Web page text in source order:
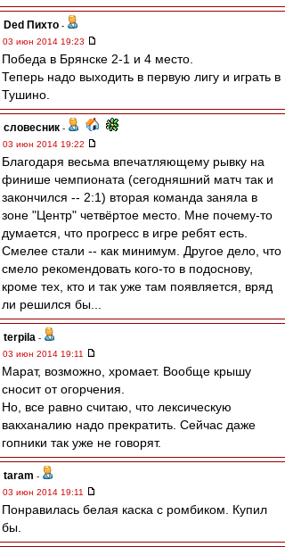
Ded Пихто -
03 июн 2014 19:23
Победа в Брянске 2-1 и 4 место.
Теперь надо выходить в первую лигу и играть в
Тушино.
словесник -
03 июн 2014 19:22
Благодаря весьма впечатляющему рывку на
финише чемпионата (сегодняшний матч так и
закончился -- 2:1) вторая команда заняла в
зоне "Центр" четвёртое место. Мне почему-то
думается, что прогресс в игре ребят есть.
Смелее стали -- как минимум. Другое дело, что
смело рекомендовать кого-то в подоснову,
кроме тех, кто и так уже там появляется, вряд
ли решился бы...
terpila -
03 июн 2014 19:11
Марат, возможно, хромает. Вообще крышу
сносит от огорчения.
Но, все равно считаю, что лексическую
вакханалию надо прекратить. Сейчас даже
гопники так уже не говорят.
taram -
03 июн 2014 19:11
Понравилась белая каска с ромбиком. Купил
бы.